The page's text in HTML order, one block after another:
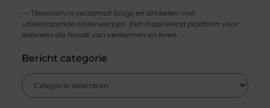
— Tbwonen.nl verzamelt blogs en artikelen met
uiteenlopende onderwerpen. Een inspirerend platform voor
iedereen die houdt van verkennen en leren.
Bericht categorie